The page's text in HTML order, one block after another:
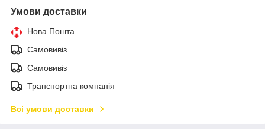
Умови доставки
Нова Пошта
Самовивіз
Самовивіз
Транспортна компанія
Всі умови доставки